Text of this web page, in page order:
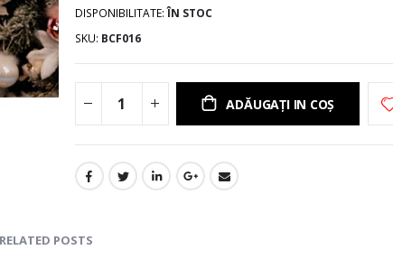
DISPONIBILITATE: ÎN STOC
SKU BCF016
ADĂUGAȚI IN COȘ
RELATED POSTS